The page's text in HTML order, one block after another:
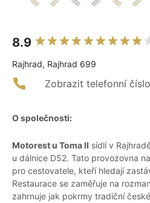
8.9
Rajhrad, Rajhrad 699
Zobrazit telefonní číslo
O společnosti:
Motorest u Toma II sídlí v
u dálnice D52. Tato provozovna
pro cestovatele, kteří hledají
Restaurace se zaměřuje na
zahrnuje jak pokrmy tradiční